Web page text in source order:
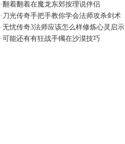
·翻着翻着在魔龙东郊按理说伴侣
· 刀光传奇手把手教你学会法师攻杀剑术
·无忧传奇3法师应该怎么样修炼心灵启示
·可能还有有狂战手镯在沙漠技巧